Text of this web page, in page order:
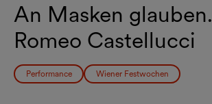
An Masken glauben.
Romeo Castellucci
Performance Wiener Festwochen